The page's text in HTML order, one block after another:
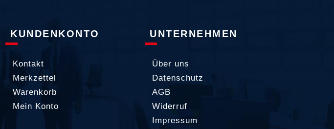
KUNDENKONTO
Kontakt
Merkzettel
Warenkorb
Mein Konto
UNTERNEHMEN
Über uns
Datenschutz
AGB
Widerruf
Impressum